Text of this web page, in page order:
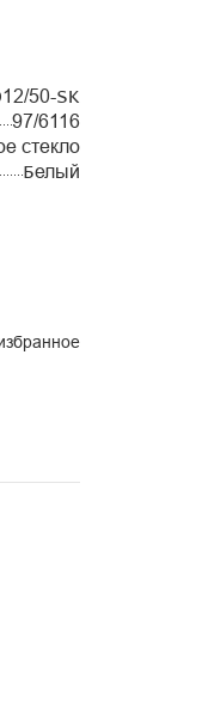
50-SK
97/6116
стекло
Белый